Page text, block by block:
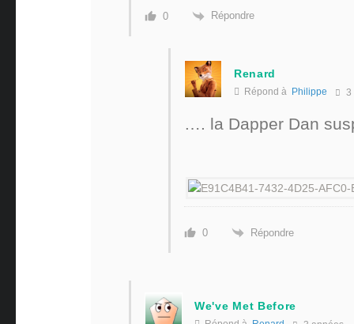
0 Répondre
Renard
Répond à Philippe 3
…. la Dapper Dan
0 Répondre
We've Met Before